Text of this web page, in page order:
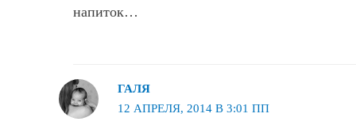
напиток…
ГАЛЯ
12 АПРЕЛЯ, 2014 В 3:01 ПП